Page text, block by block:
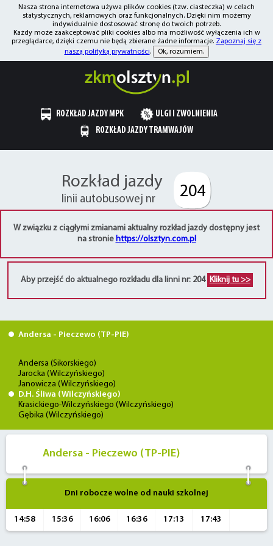
Nasza strona internetowa używa plików cookies (tzw. ciasteczka) w celach
statystycznych, reklamowych oraz funkcjonalnych. Dzięki nim możemy
indywidualnie dostosować stronę do twoich potrzeb.
Każdy może zaakceptować pliki cookies albo ma możliwość wyłączenia ich w
przeglądarce, dzięki czemu nie będą zbierane żadne informacje. Zapoznaj się z
naszą polityką prywatności. Ok, rozumiem.
ROZKŁAD JAZDY MPK
ULGI I ZWOLNIENIA
ROZKŁAD JAZDY TRAMWAJÓW
Rozkład jazdy
linii autobusowej nr 204
W związku z ciągłymi zmianami aktualny rozkład jazdy dostępny jest
na stronie https://olsztyn.com.pl
Aby przejść do aktualnego rozkładu dla linni nr: 204 Kliknij tu >>
Andersa - Pieczewo (TP-PIE)
Andersa (Sikorskiego)
Jarocka (Wilczyńskiego)
Janowicza (Wilczyńskiego)
D.H. Śliwa (Wilczyńskiego)
Krasickiego-Wilczyńskiego (Wilczyńskiego)
Gębika (Wilczyńskiego)
Andersa - Pieczewo (TP-PIE)
Dni robocze wolne od nauki szkolnej
14:58 15:36 16:06 16:36 17:13 17:43